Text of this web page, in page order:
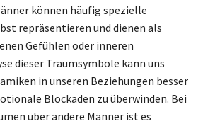
können häufig spezielle
repräsentieren und dienen als
Gefühlen oder inneren
dieser Traumsymbole kann uns
in unseren Beziehungen besser
Blockaden zu überwinden. Bei
über andere Männer ist es